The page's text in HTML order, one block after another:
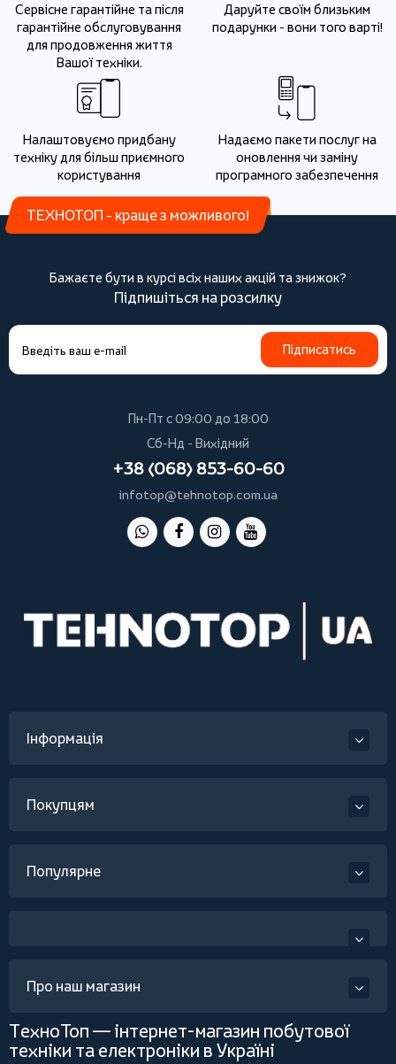
Сервісне гарантійне та після
гарантійне обслуговування
для продовження життя
Вашої техніки.
Даруйте своїм близьким
подарунки - вони того варті!
Налаштовуємо придбану
техніку для більш приємного
користування
Надаємо пакети послуг на
оновлення чи заміну
програмного забезпечення
ТЕХНОТОП - краще з можливого!
Бажаєте бути в курсі всіх наших акцій та знижок?
Підпишіться на розсилку
Підписатись
Пн-Пт с 09:00 до 18:00
Сб-Нд - Вихідний
+38 (068) 853-60-60
infotop@tehnotop.com.ua
Інформація
Покупцям
Популярне
Про наш магазин
ТехноТоп — інтернет-магазин побутової
техніки та електроніки в Україні